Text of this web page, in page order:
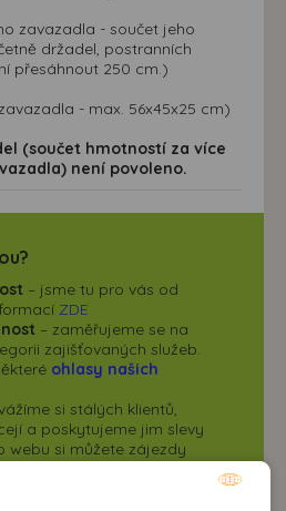
zavazadla - součet jeho
držadel, postranních
přesáhnout 250 cm.)
- max. 56x45x25 cm)
(součet hmotností za více
není povoleno.
– jsme tu pro vás od
ZDE
– zaměřujeme se na
zajišťovaných služeb.
ohlasy našich
si stálých klientů,
a poskytujeme jim slevy
webu si můžete zájezdy